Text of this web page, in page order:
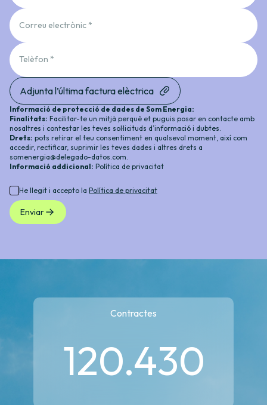
Correu electrònic *
Telèfon *
Adjunta l’última factura elèctrica
Informació de protecció de dades de Som Energia:
Finalitats: Facilitar-te un mitjà perquè et puguis posar en contacte amb
nosaltres i contestar les teves sol·licituds d’informació i dubtes.
Drets: pots retirar el teu consentiment en qualsevol moment, així com
accedir, rectificar, suprimir les teves dades i altres drets a
somenergia@delegado-datos.com.
Informació addicional: Política de privacitat
He llegit i accepto la Política de privacitat
Enviar
Contractes
120.430